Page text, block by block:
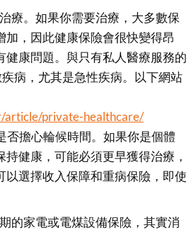
療。如果你需要治療，大多數保
，因此健康保險會很快變得昂
康問題。與只有私人醫療服務的
病，尤其是急性疾病。以下網站
article/private-healthcare/
否擔心輪候時間。如果你是個體
健康，可能必須更早獲得治療，
選擇收入保障和重病保險，即使
的家電或電煤設備保險，其實消